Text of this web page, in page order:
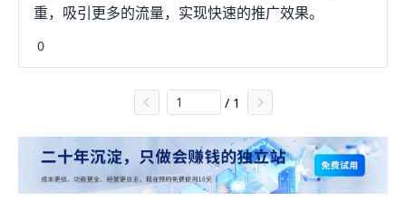
重，吸引更多的流量，实现快速的推广效果。
0
/ 1